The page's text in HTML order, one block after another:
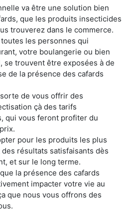
va être une solution bien
que les produits insecticides
trouverez dans le commerce.
les personnes qui
votre boulangerie ou bien
se trouvent être exposées à de
de la présence des cafards
de vous offrir des
çà des tarifs
qui vous feront profiter du
pour les produits les plus
résultats satisfaisants dès
et sur le long terme.
la présence des cafards
impacter votre vie au
que nous vous offrons des